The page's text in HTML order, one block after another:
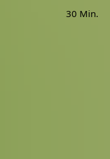
30 Min.